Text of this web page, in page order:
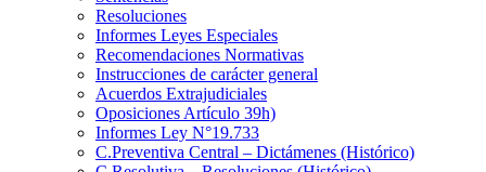
Resoluciones
Informes Leyes Especiales
Recomendaciones Normativas
Instrucciones de carácter general
Acuerdos Extrajudiciales
Oposiciones Artículo 39h)
Informes Ley N°19.733
C.Preventiva Central – Dictámenes (Histórico)